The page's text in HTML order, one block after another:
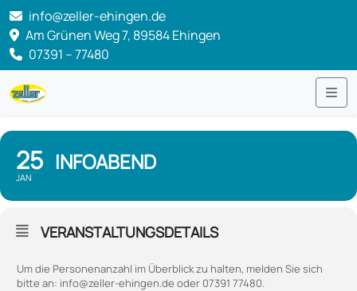
info@zeller-ehingen.de
Am Grünen Weg 7, 89584 Ehingen
07391 – 77480
25
JAN
INFOABEND
VERANSTALTUNGSDETAILS
Um die Personenanzahl im Überblick zu halten, melden Sie sich
bitte an: info@zeller-ehingen.de oder 07391 77480.